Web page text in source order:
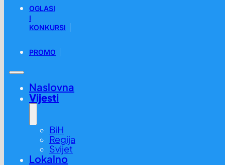
OGLASI
I
KONKURSI
PROMO
Naslovna
Vijesti
BiH
Regija
Svijet
Lokalno